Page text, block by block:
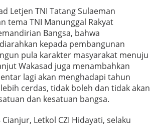
Letjen TNI Tatang Sulaeman
tema TNI Manunggal Rakyat
Bangsa, bahwa
kepada pembangunan
pula karakter masyarakat menuju
Wakasad juga menambahkan
lagi akan menghadapi tahun
cerdas, tidak boleh dan tidak akan
dan kesatuan bangsa.
Letkol CZI Hidayati, selaku